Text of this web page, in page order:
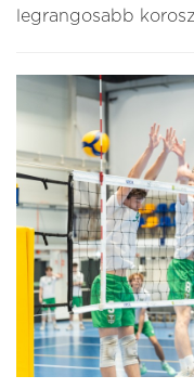
legrangosabb